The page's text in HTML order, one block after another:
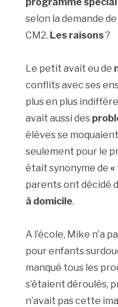
selon la demande
CM2. Les raisons?
Le petit avait eu de
conflits avec ses
plus en plus
avait aussi des
élèves se
seulement pour le
était synonyme de
parents ont décidé
à domicile.
A l’école, Mike n’a
pour enfants
manqué tous les
s’étaient déroulés,
n’avait pas cette